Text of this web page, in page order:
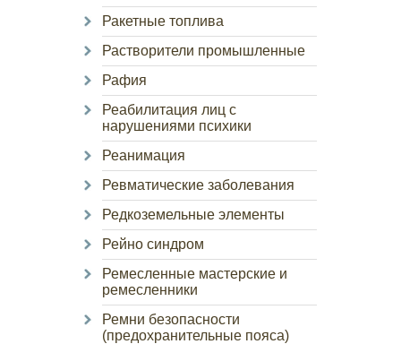
Ракетные топлива
Растворители промышленные
Рафия
Реабилитация лиц с
нарушениями психики
Реанимация
Ревматические заболевания
Редкоземельные элементы
Рейно синдром
Ремесленные мастерские и
ремесленники
Ремни безопасности
(предохранительные пояса)